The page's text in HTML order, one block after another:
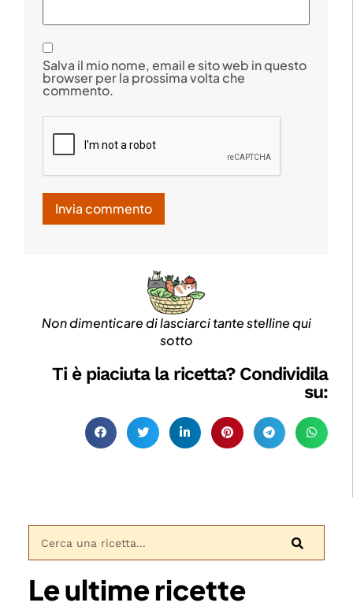
Salva il mio nome, email e sito web in questo
browser per la prossima volta che
commento.
Non dimenticare di lasciarci tante stelline qui
sotto
Ti è piaciuta la ricetta? Condividila
su:
Le ultime ricette